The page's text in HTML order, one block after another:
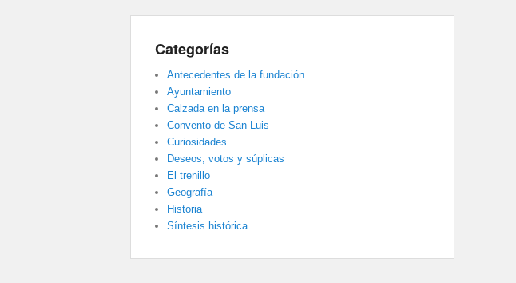
Categorías
Antecedentes de la fundación
Ayuntamiento
Calzada en la prensa
Convento de San Luis
Curiosidades
Deseos, votos y súplicas
El trenillo
Geografía
Historia
Síntesis histórica